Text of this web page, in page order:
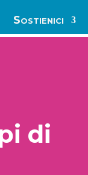
Sostienici
di